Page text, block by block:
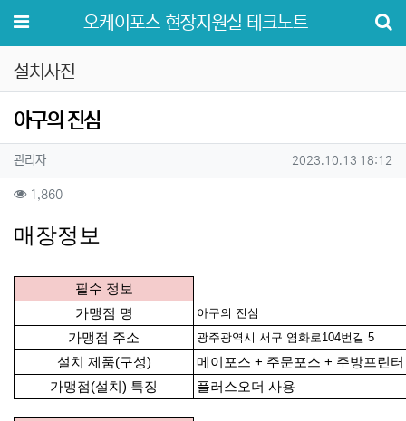
메뉴 오케이포스 현장지원실 테크노트
설치사진
아구의 진심
작성자 정보
관리자작성 작성일
2023.10.13 18:12
컨텐츠 정보
1,860조회
본문
매장정보
필수 정보
가맹점 명
아구의 진심
가맹점 주소 광주광역시 서구 염화로104번길 5
설치 제품(구성)
메이포스 + 주문포스 + 주방프린
가맹점(설치) 특징
플러스오더 사용